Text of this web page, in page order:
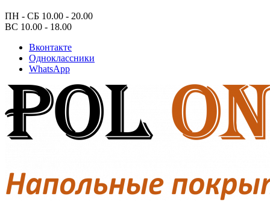
ПН - СБ 10.00 - 20.00
ВС 10.00 - 18.00
Вконтакте
Одноклассники
WhatsApp